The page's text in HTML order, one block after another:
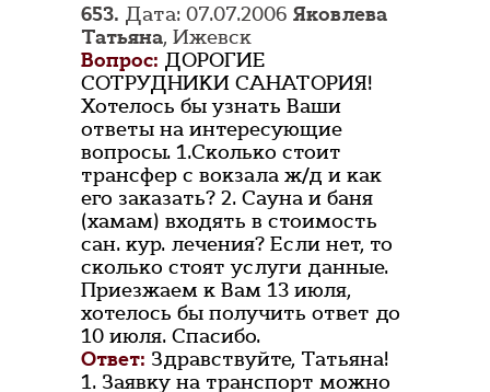
653. Дата: 07.07.2006 Яковлева
Татьяна, Ижевск
Вопрос: ДОРОГИЕ
СОТРУДНИКИ САНАТОРИЯ!
Хотелось бы узнать Ваши
ответы на интересующие
вопросы. 1.Сколько стоит
трансфер с вокзала ж/д и как
его заказать? 2. Сауна и баня
(хамам) входять в стоимость
сан. кур. лечения? Если нет, то
сколько стоят услуги данные.
Приезжаем к Вам 13 июля,
хотелось бы получить ответ до
10 июля. Спасибо.
Ответ: Здравствуйте, Татьяна!
1. Заявку на транспорт можно